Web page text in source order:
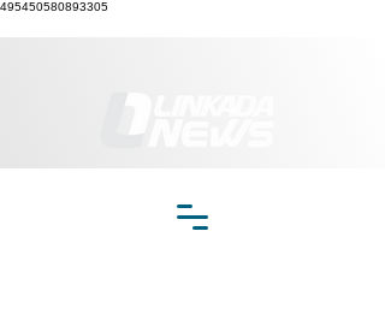
495450580893305